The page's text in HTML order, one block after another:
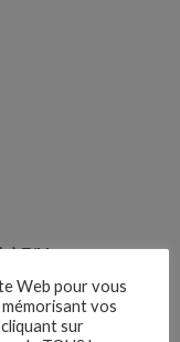
F/H
Web pour vous
vos
sur